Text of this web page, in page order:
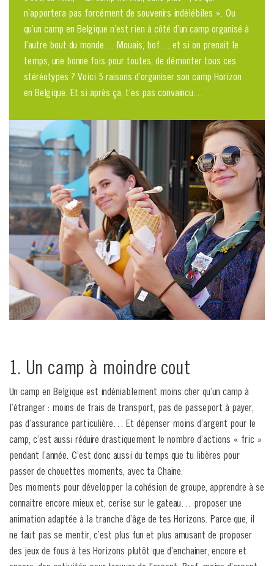
n’apportera pas forcément de souvenirs indélébiles ». Ou
qu’un camp en Belgique n’est rien à côté d’un camp organisé à
l’autre bout du monde… Mouais, bof… et si on prenait le
temps, une bonne fois pour toutes, de démonter tous ces
stéréotypes ? Voici 5 raisons d’organiser son camp Horizon
en Belgique. Et si après ça, t’es pas convaincu…
1. Un camp à moindre cout
Un camp en Belgique est indéniablement moins cher qu’un camp à
l’étranger : moins de frais de transport, pas de passeport à payer,
pas d’assurance particulière… Et dépenser moins d’argent pour le
camp, c’est aussi réduire drastiquement le nombre d’actions « fric »
pendant l’année. C’est donc aussi du temps que tu libères pour
passer de chouettes moments, avec ta Chaine.
Des moments pour développer la cohésion de groupe, apprendre à se
connaitre encore mieux et, cerise sur le gateau… proposer une
animation adaptée à la tranche d’âge de tes Horizons. Parce que, il
ne faut pas se mentir, c’est plus fun et plus amusant de proposer
des jeux de fous à tes Horizons plutôt que d’enchainer, encore et